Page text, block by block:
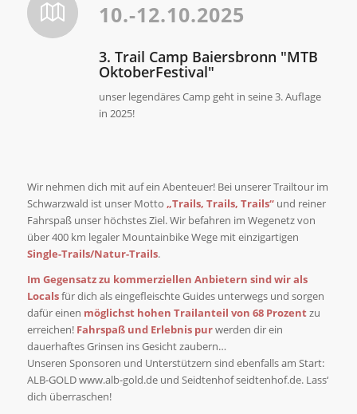
10.-12.10.2025
3. Trail Camp Baiersbronn "MTB
OktoberFestival"
unser legendäres Camp geht in seine 3. Auflage
in 2025!
Wir nehmen dich mit auf ein Abenteuer! Bei unserer Trailtour im
Schwarzwald ist unser Motto „Trails, Trails, Trails“und reiner
Fahrspaß unser höchstes Ziel. Wir befahren im Wegenetz von
über 400 km legaler Mountainbike Wege mit einzigartigen
Single-Trails/Natur-Trails.
Im Gegensatz zu kommerziellen Anbietern sind wir als
Localsfür dich als eingefleischte Guides unterwegs und sorgen
dafür einen möglichst hohen Trailanteil von 68 Prozentzu
erreichen! Fahrspaß und Erlebnis purwerden dir ein
dauerhaftes Grinsen ins Gesicht zaubern…
Unseren Sponsoren und Unterstützern sind ebenfalls am Start:
ALB-GOLD www.alb-gold.de und Seidtenhof seidtenhof.de. Lass‘
dich überraschen!